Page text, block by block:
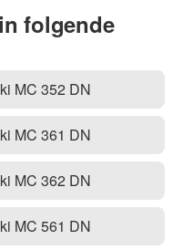
folgende
MC 352 DN
MC 361 DN
MC 362 DN
MC 561 DN